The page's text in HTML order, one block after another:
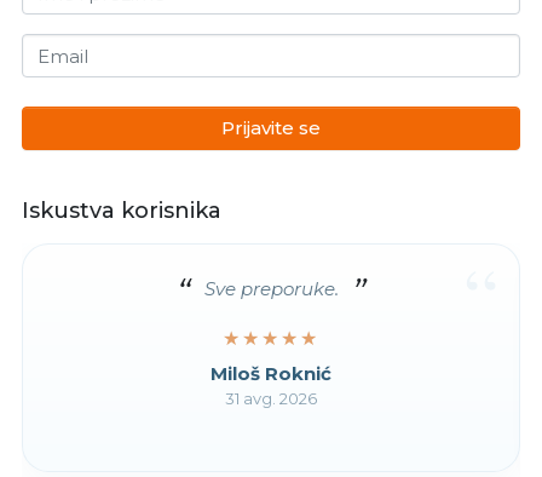
Email
Prijavite se
Iskustva korisnika
Sve preporuke.
★★★★★
★★★★★
Miloš Roknić
31 avg. 2026